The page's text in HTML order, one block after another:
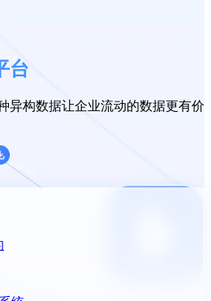
台
异构数据让企业流动的数据更有价